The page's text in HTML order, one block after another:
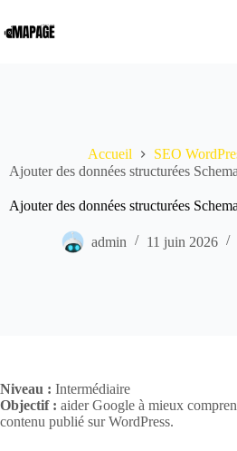
au
contenu
Accueil
SEO
Ajouter des données structurées
Ajouter des données structurées
admin 11 juin 2026
Niveau : Intermédiaire
Objectif : aider Google à mieux
contenu publié sur WordPress.